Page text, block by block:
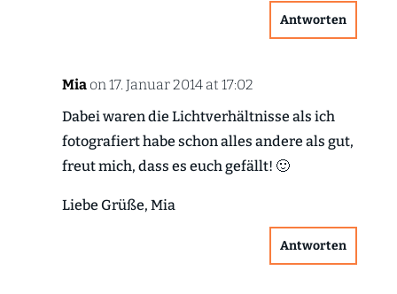
Antworten
Mia on 17. Januar 2014 at 17:02
Dabei waren die Lichtverhältnisse als ich
fotografiert habe schon alles andere als gut,
freut mich, dass es euch gefällt! 🙂
Liebe Grüße, Mia
Antworten